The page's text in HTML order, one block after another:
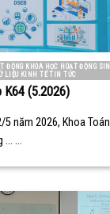
ĐỘNG KHOA HỌC HOẠT ĐỘNG
LIỆU KINH TẾ TIN TỨC
K64 (5.2026)
năm 2026, Khoa Toán
...